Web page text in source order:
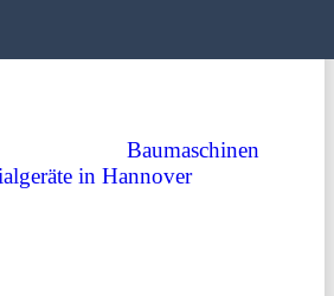
Baumaschinen
in Hannoverund